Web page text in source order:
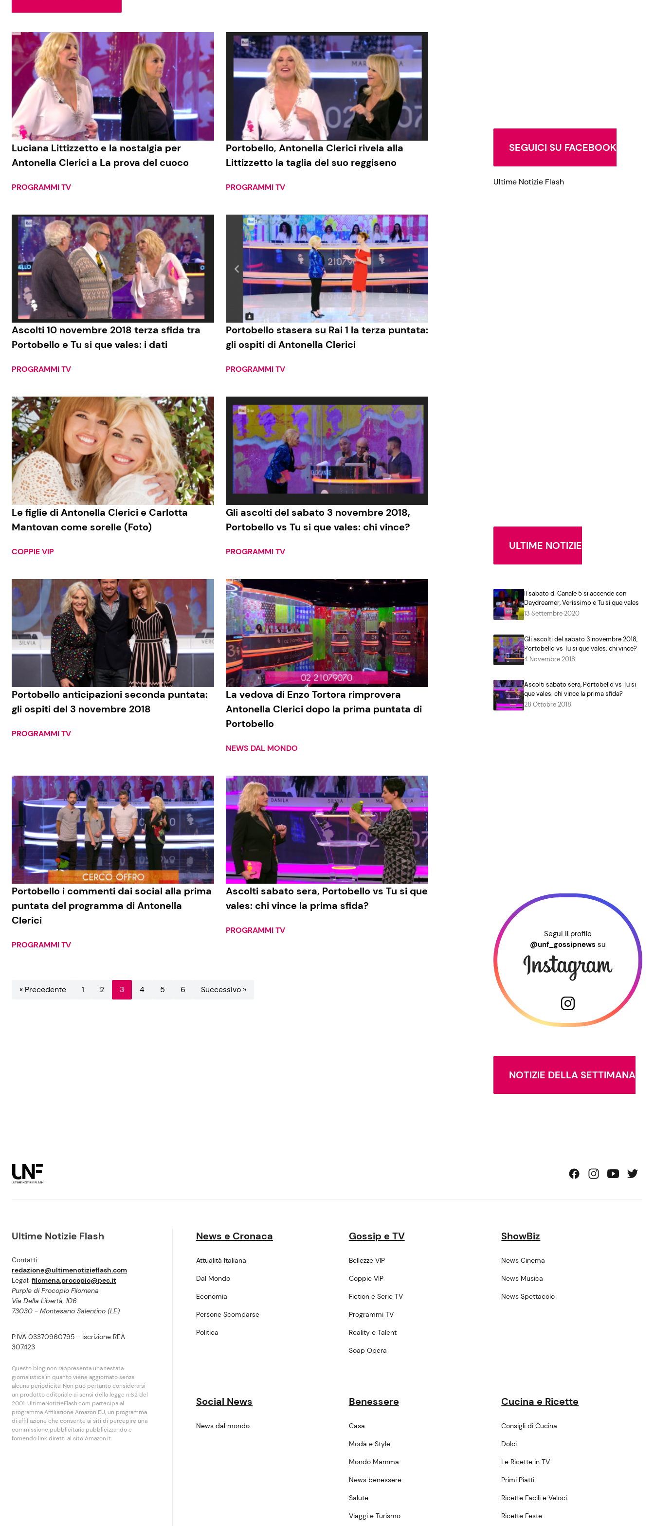
Social News
News dal mondo
Benessere
Casa
Moda e Style
Mondo Mamma
News benessere
Salute
Cucina e Ricette
Consigli di Cucina
Dolci
Le Ricette in TV
Primi Piatti
Ricette Facili e Veloci
Luciana Littizzetto e la nostalgia per
Antonella Clerici a La prova del cuoco
PROGRAMMI TV
Portobello, Antonella Clerici rivela alla
Littizzetto la taglia del suo reggiseno
PROGRAMMI TV
Ascolti 10 novembre 2018 terza sfida tra
Portobello e Tu si que vales: i dati
PROGRAMMI TV
Portobello stasera su Rai 1 la terza puntata:
gli ospiti di Antonella Clerici
PROGRAMMI TV
Le figlie di Antonella Clerici e Carlotta
Mantovan come sorelle (Foto)
COPPIE VIP
Gli ascolti del sabato 3 novembre 2018,
Portobello vs Tu si que vales: chi vince?
PROGRAMMI TV
Portobello anticipazioni seconda puntata:
gli ospiti del 3 novembre 2018
PROGRAMMI TV
La vedova di Enzo Tortora rimprovera
Antonella Clerici dopo la prima puntata di
Portobello
NEWS DAL MONDO
Portobello i commenti dai social alla prima
puntata del programma di Antonella
Clerici
PROGRAMMI TV
Ascolti sabato sera, Portobello vs Tu si que
vales: chi vince la prima sfida?
PROGRAMMI TV
« Precedente 1 2 3 4 5 6 Successivo »
SEGUICI SU FACEBOOK
Ultime Notizie Flash
ULTIME NOTIZIE
Il sabato di Canale 5 si accende con
Daydreamer, Verissimo e Tu si que vales
13 Settembre 2020
Gli ascolti del sabato 3 novembre 2018,
Portobello vs Tu si que vales: chi vince?
4 Novembre 2018
Ascolti sabato sera, Portobello vs Tu si
que vales: chi vince la prima sfida?
28 Ottobre 2018
Segui il profilo
@unf_gossipnews su
NOTIZIE DELLA SETTIMANA
Ultime Notizie Flash
Contatti:
redazione@ultimenotizieflash.com
Legal: filomena.procopio@pec.it
Purple di Procopio Filomena
Via Della Libertà, 106
73030 - Montesano Salentino (LE)
P.IVA 03370960795 - iscrizione REA
307423
Questo blog non rappresenta una testata
giornalistica in quanto viene aggiornato senza
alcuna periodicità. Non puó pertanto considerarsi
un prodotto editoriale ai sensi della legge n.62 del
2001. UltimeNotizieFlash.com partecipa al
programma Affiliazione Amazon EU, un programma
di affiliazione che consente ai siti di percepire una
commissione pubblicitaria pubblicizzando e
fornendo link diretti al sito Amazon.it.
News e Cronaca
Attualità Italiana
Dal Mondo
Economia
Persone Scomparse
Politica
Gossip e TV
Bellezze VIP
Coppie VIP
Fiction e Serie TV
Programmi TV
Reality e Talent
Soap Opera
ShowBiz
News Cinema
News Musica
News Spettacolo
Social News
News dal mondo
Benessere
Casa
Moda e Style
Mondo Mamma
News benessere
Salute
Viaggi e Turismo
Cucina e Ricette
Consigli di Cucina
Dolci
Le Ricette in TV
Primi Piatti
Ricette Facili e Veloci
Ricette Feste